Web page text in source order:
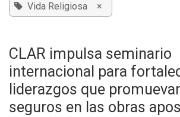
Vida Religiosa ×
CLAR impulsa seminario
internacional para
liderazgos que
seguros en las obras